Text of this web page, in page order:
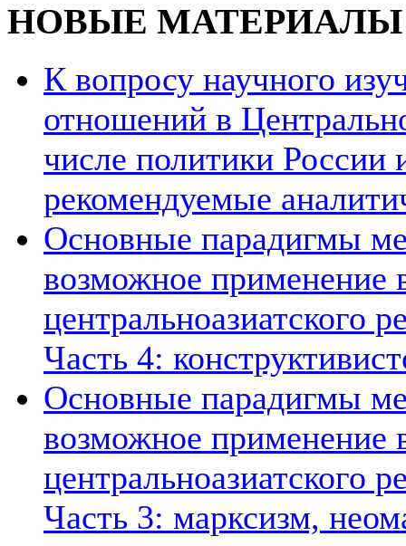
НОВЫЕ МАТЕРИАЛЫ
К вопросу научного
отношений в
числе политики России
рекомендуемые
Основные парадигмы
возможное применение
центральноазиатского
Часть 4:
Основные парадигмы
возможное применение
центральноазиатского
Часть 3: марксизм,